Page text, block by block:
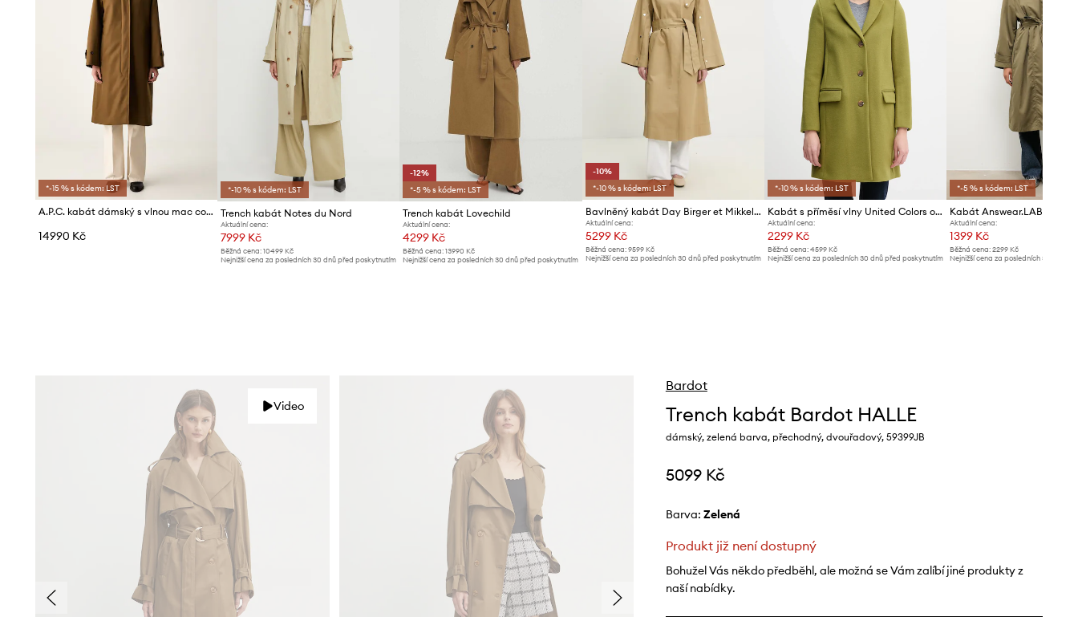
*-15 % s kódem: LST
A.P.C. kabát dámský s vlnou mac colette
14990 Kč
*-10 % s kódem: LST
Trench kabát Notes du Nord
Aktuální cena:
7999 Kč
Běžná cena:10499 Kč
Nejnižší cena za posledních 30 dnů před poskytnutím
-12%
*-5 % s kódem: LST
Trench kabát Lovechild
Aktuální cena:
4299 Kč
Běžná cena: 13990 Kč
Nejnižší cena za posledních 30 dnů před poskytnutím
-10%
*-10 % s kódem: LST
Bavlněný kabát Day Birger et Mikkelsen Lior
Aktuální cena:
5299 Kč
Běžná cena: 9599 Kč
Nejnižší cena za posledních 30 dnů před poskytnutím
*-10 % s kódem: LST
Kabát s příměsí vlny United Colors of Benetton
Aktuální cena:
2299 Kč
Běžná cena:4599 Kč
Nejnižší cena za posledních 30 dnů před poskytnutím
*-5 % s kódem: LST
Kabát Answear.LAB
Aktuální cena:
1399 Kč
Běžná cena: 2299 Kč
Nejnižší cena za posledních 30 dnů
Video
Bardot
Trench kabát Bardot HALLE
dámský, zelená barva, přechodný, dvouřadový, 59399JB
5099 Kč
Barva: zelená
Produkt již není dostupný
Bohužel Vás někdo předběhl, ale možná se Vám zalíbí jiné produkty z
naší nabídky.